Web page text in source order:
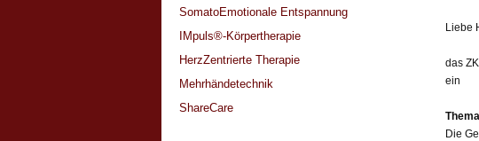
Liebe
das
ein
Die
SomatoEmotionale Entspannung
IMpuls®-Körpertherapie
HerzZentrierte Therapie
Mehrhändetechnik
ShareCare